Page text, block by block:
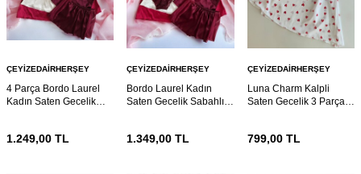
ÇEYIZEDAIRHERŞEY
4 Parça Bordo Laurel
Kadın Saten Gecelik
1.249,00 TL
ÇEYIZEDAIRHERŞEY
Bordo Laurel Kadın
Saten Gecelik Sabahlık
1.349,00 TL
ÇEYIZEDAIRHERŞEY
Luna Charm Kalpli
Saten Gecelik 3 Parça
799,00TL